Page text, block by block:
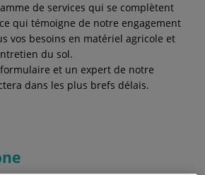
de services qui se complètent
qui témoigne de notre engagement
vos besoins en matériel agricole et
du sol.
et un expert de notre
dans les plus brefs délais.